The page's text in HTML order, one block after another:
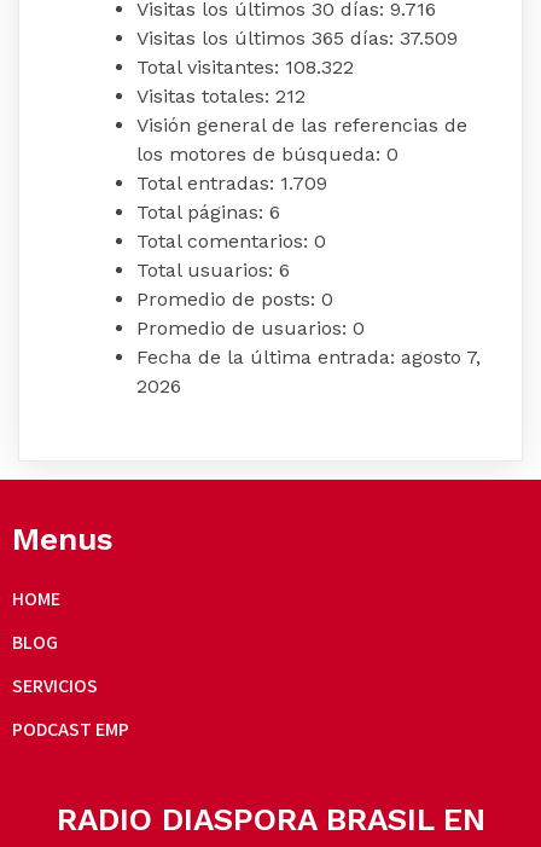
Visitas los últimos 30 días: 9.716
Visitas los últimos 365 días: 37.509
Total visitantes: 108.322
Visitas totales: 212
Visión general de las referencias de
los motores de búsqueda: 0
Total entradas: 1.709
Total páginas: 6
Total comentarios: 0
Total usuarios: 6
Promedio de posts: 0
Promedio de usuarios: 0
Fecha de la última entrada: agosto 7,
2026
Menus
HOME
BLOG
SERVICIOS
PODCAST EMP
RADIO DIASPORA BRASIL EN